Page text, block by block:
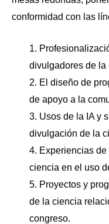
conformidad con las
1.
divulgadores de la
2. El diseño de
de apoyo a la
3. Usos de la IA y
divulgación de la
4. Experiencias
ciencia en el uso
5. Proyectos y
de la ciencia
congreso.